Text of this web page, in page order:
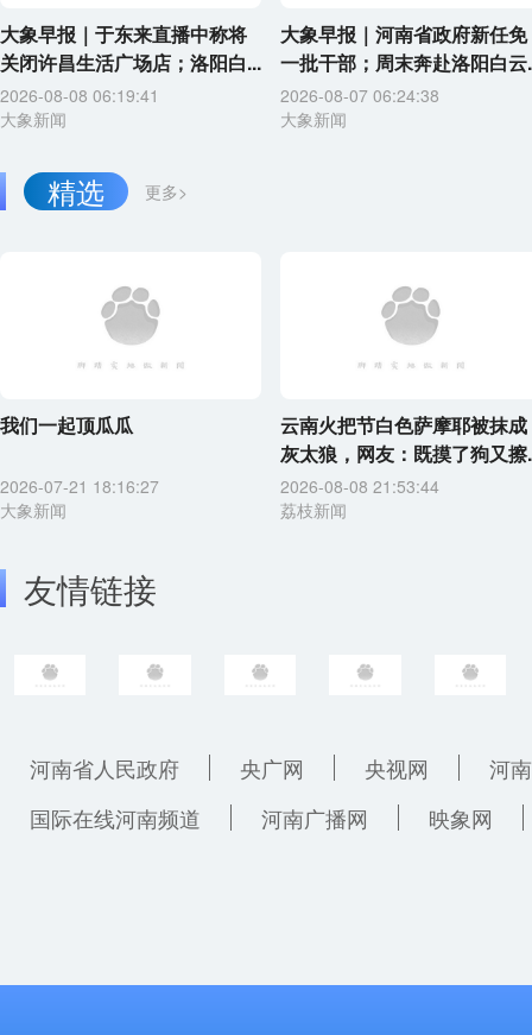
大象早报｜于东来直播中称将
关闭许昌生活广场店；洛阳白...
2026-08-08 06:19:41
大象新闻
大象早报｜河南省政府新任免
一批干部；周末奔赴洛阳白云
2026-08-07 06:24:38
大象新闻
更多>
精选
我们一起顶瓜瓜
2026-07-21 18:16:27
大象新闻
云南火把节白色萨摩耶被抹成
灰太狼，网友：既摸了狗又擦
2026-08-08 21:53:44
荔枝新闻
友情链接
河南省人民政府 央广网 央视网
河
国际在线河南频道
河南广播网 映象网